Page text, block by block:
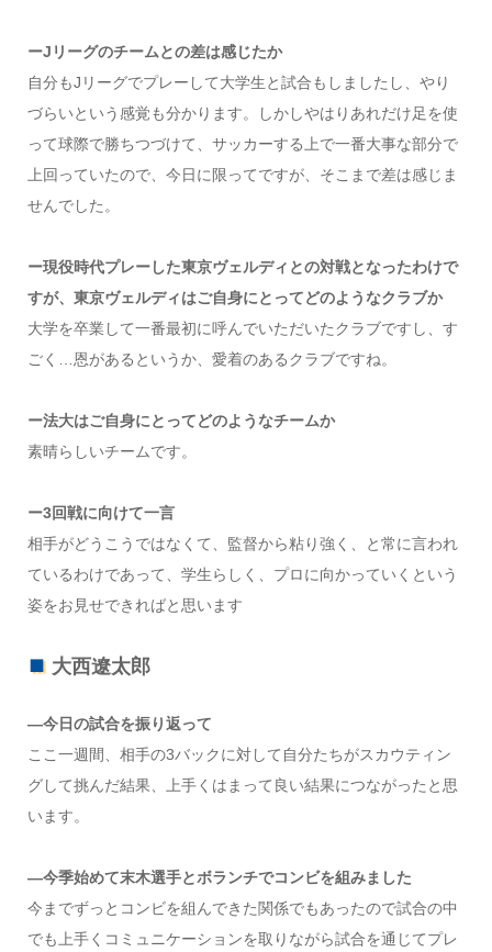
ーJリーグのチームとの差は感じたか
自分もJリーグでプレーして大学生と試合もしましたし、やり
づらいという感覚も分かります。しかしやはりあれだけ足を使
って球際で勝ちつづけて、サッカーする上で一番大事な部分で
上回っていたので、今日に限ってですが、そこまで差は感じま
せんでした。
ー現役時代プレーした東京ヴェルディとの対戦となったわけで
すが、東京ヴェルディはご自身にとってどのようなクラブか
大学を卒業して一番最初に呼んでいただいたクラブですし、す
ごく…恩があるというか、愛着のあるクラブですね。
ー法大はご自身にとってどのようなチームか
素晴らしいチームです。
ー3回戦に向けて一言
相手がどうこうではなくて、監督から粘り強く、と常に言われ
ているわけであって、学生らしく、プロに向かっていくという
姿をお見せできればと思います
大西遼太郎
―今日の試合を振り返って
ここ一週間、相手の3バックに対して自分たちがスカウティン
グして挑んだ結果、上手くはまって良い結果につながったと思
います。
―今季始めて末木選手とボランチでコンビを組みました
今までずっとコンビを組んできた関係でもあったので試合の中
でも上手くコミュニケーションを取りながら試合を通じてプレ